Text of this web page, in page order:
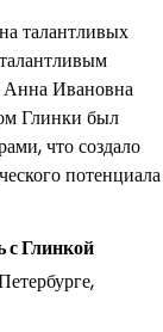
талантливых
Анна Ивановна
Глинки был
что создало
потенциала
с Глинкой